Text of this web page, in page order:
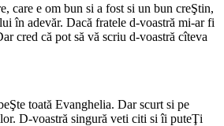
care e om bun si a fost si un bun creŞtin,
în adevăr. Dacă fratele d-voastră mi-ar fi
cred că pot să vă scriu d-voastră cîteva
toată Evanghelia. Dar scurt si pe
D-voastră singură veti citi si îi puteŢi